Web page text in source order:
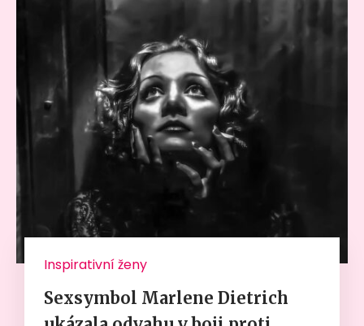
Inspirativní ženy
Sexsymbol Marlene Dietrich